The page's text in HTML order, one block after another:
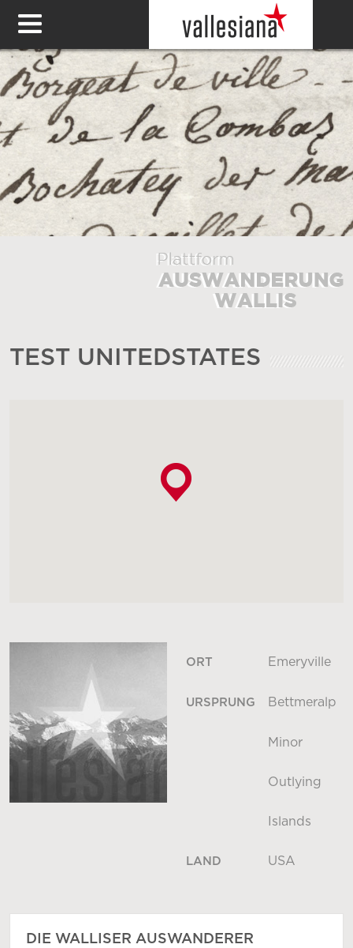
TEST UNITEDSTATES
ORT Emeryville
URSPRUNG Bettmeralp
LAND
Minor
Outlying
Islands
USA
DIE WALLISER AUSWANDERER